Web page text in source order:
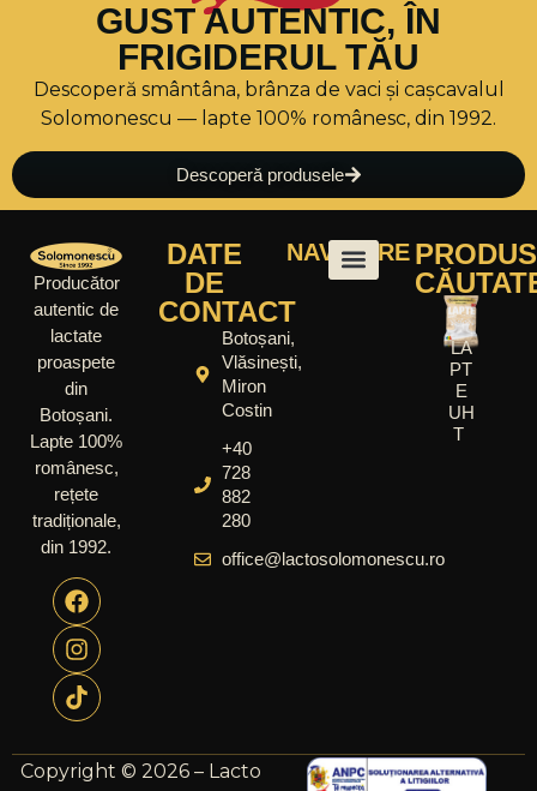
GUST AUTENTIC, ÎN
FRIGIDERUL TĂU
Descoperă smântâna, brânza de vaci și cașcavalul
Solomonescu — lapte 100% românesc, din 1992.
Descoperă produsele
Producător
autentic de
lactate
proaspete
din
Botoșani.
Lapte 100%
românesc,
rețete
tradiționale,
din 1992.
DATE
DE
CONTACT
Botoșani,
Vlăsinești,
Miron
Costin
+40
728
882
280
office@lactosolomonescu.ro
NAVIGARE
LA
PT
E
UH
T
Copyright © 2026 – Lacto